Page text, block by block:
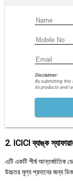
Disclaimer:
By submitting this
its products and I
2. ICICI ব্যাঙ্ক
এটি একটি শীর্ষ আন্তর্জাতিক
উচ্চতর মূল্য প্রদানের জন্য